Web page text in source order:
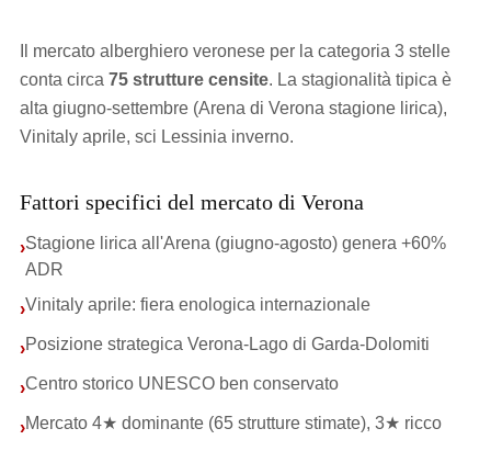
Il mercato alberghiero veronese per la categoria 3 stelle
conta circa 75 strutture censite. La stagionalità tipica è
alta giugno-settembre (Arena di Verona stagione lirica),
Vinitaly aprile, sci Lessinia inverno.
Fattori specifici del mercato di Verona
›Stagione lirica all'Arena (giugno-agosto) genera +60%
ADR
›Vinitaly aprile: fiera enologica internazionale
›Posizione strategica Verona-Lago di Garda-Dolomiti
›Centro storico UNESCO ben conservato
›Mercato 4★ dominante (65 strutture stimate), 3★ ricco